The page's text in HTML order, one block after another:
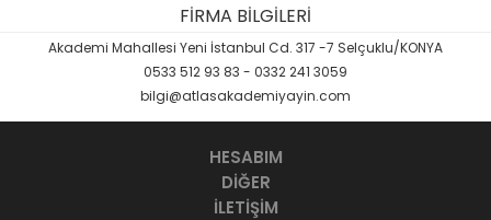
FİRMA BİLGİLERİ
Akademi Mahallesi Yeni İstanbul Cd. 317 -7 Selçuklu/KONYA
0533 512 93 83 - 0332 241 3059
bilgi@atlasakademiyayin.com
HESABIM
DİĞER
İLETİŞİM